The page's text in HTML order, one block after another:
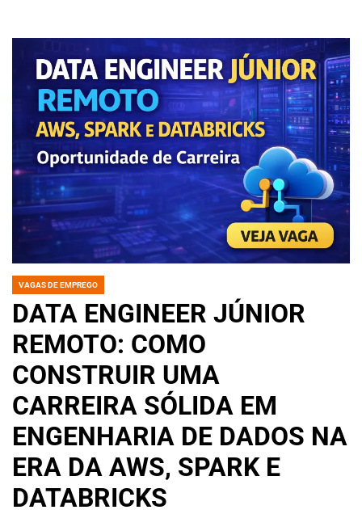
POSTED
VAGAS DE EMPREGO
DATA ENGINEER JÚNIOR
REMOTO: COMO
CONSTRUIR UMA
CARREIRA SÓLIDA EM
ENGENHARIA DE DADOS NA
ERA DA AWS, SPARK E
DATABRICKS